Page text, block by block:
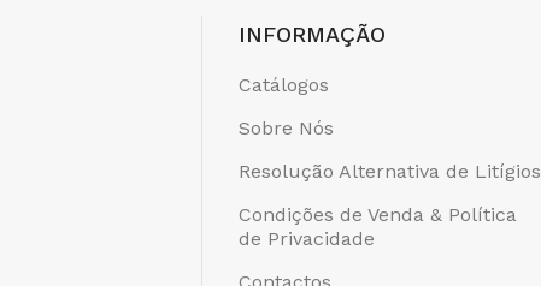
INFORMAÇÃO
Catálogos
Sobre Nós
Resolução Alternativa de Litígios
Condições de Venda & Política
de Privacidade